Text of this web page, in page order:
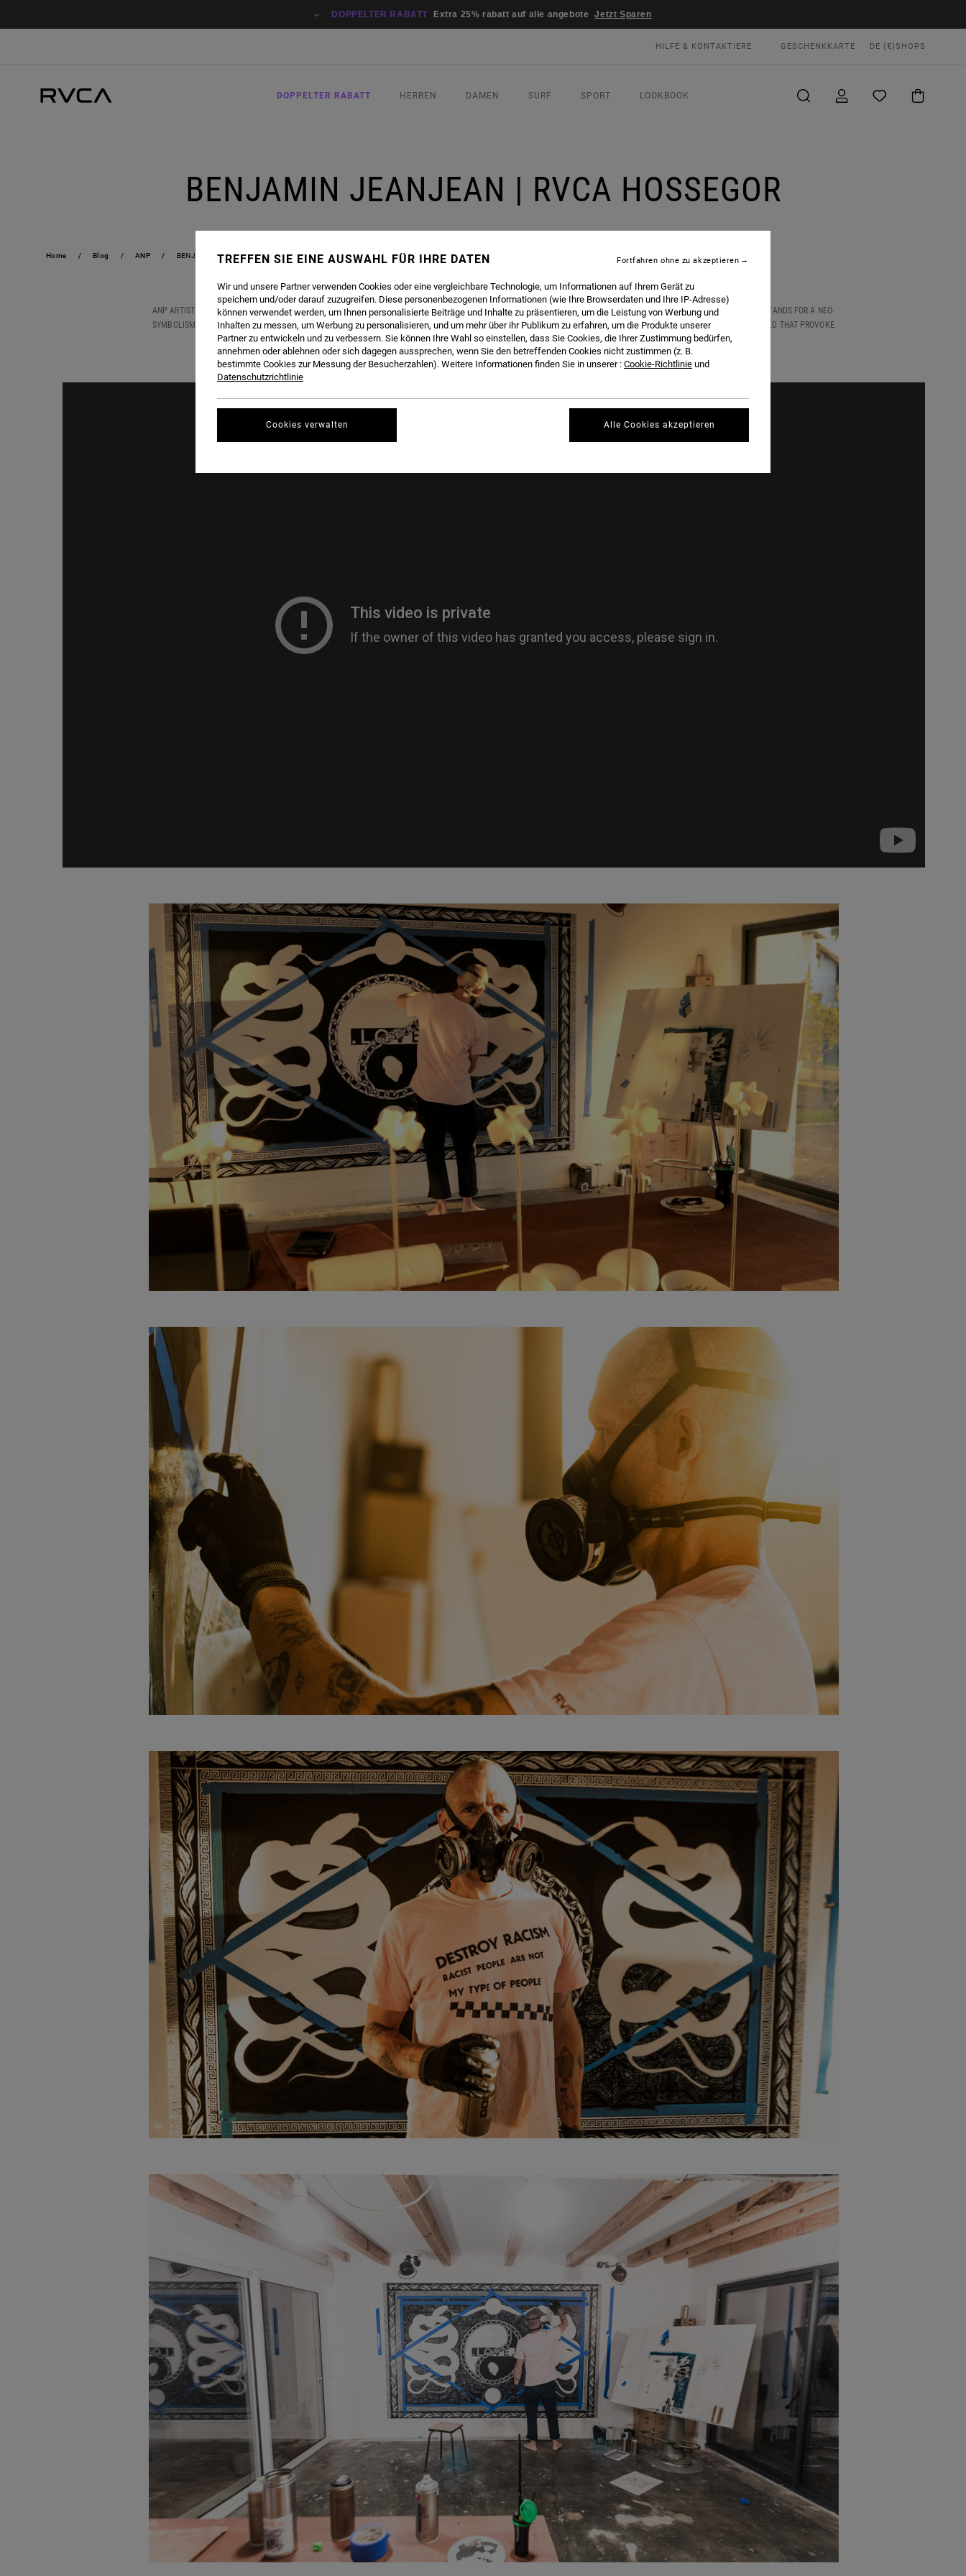
DOPPELTER RABATT Extra 25% rabatt auf alle angebote Jetzt Sparen
HILFE & KONTAKTIERE GESCHENKKARTE DE (€)SHOPS
DOPPELTER RABATT HERREN DAMEN SURF SPORT LOOKBOOK
BENJAMIN JEANJEAN | RVCA HOSSEGOR
Home Blog ANP BENJAMIN JEANJEAN | RVCA HOSSEGOR
ANP ARTIST BENJAMIN JEANJEANRECENTLY COMPLETED A CUSTOM INSTALLATION PIECE FOR THE RVCA STREET GALLERY IN HOSSEGOR, FRANCE. BENJAMIN’S ARTWORK STANDS FOR A NEO-
SYMBOLISM BASED ON CONTEMPORARY AESTHETICS. BY COMBINING LINEAR ELEMENTS WITH EPHEMERAL OBJECTS HE CREATES SUBTLE SEQUENCES OF THE MODERN WORLD THAT PROVOKE
IMAGES AND EMOTIONS BUT LEAVE THE OBSERVER TO ASSOCIATE WITH THEM.
TREFFEN SIE EINE AUSWAHL FÜR IHRE DATEN
Wir und unsere Partner verwenden Cookies oder eine vergleichbare Technologie, um Informationen auf Ihrem Gerät zu
speichern und/oder darauf zuzugreifen. Diese personenbezogenen Informationen (wie Ihre Browserdaten und Ihre IP-Adresse)
können verwendet werden, um Ihnen personalisierte Beiträge und Inhalte zu präsentieren, um die Leistung von Werbung und
Inhalten zu messen, um Werbung zu personalisieren, und um mehr über ihr Publikum zu erfahren, um die Produkte unserer
Partner zu entwickeln und zu verbessern. Sie können Ihre Wahl so einstellen, dass Sie Cookies, die Ihrer Zustimmung bedürfen,
annehmen oder ablehnen oder sich dagegen aussprechen, wenn Sie den betreffenden Cookies nicht zustimmen (z. B.
bestimmte Cookies zur Messung der Besucherzahlen). Weitere Informationen finden Sie in unserer : Cookie-Richtlinie und
Datenschutzrichtlinie
Cookies verwalten
Fortfahren ohne zu akzeptieren
Alle Cookies akzeptieren